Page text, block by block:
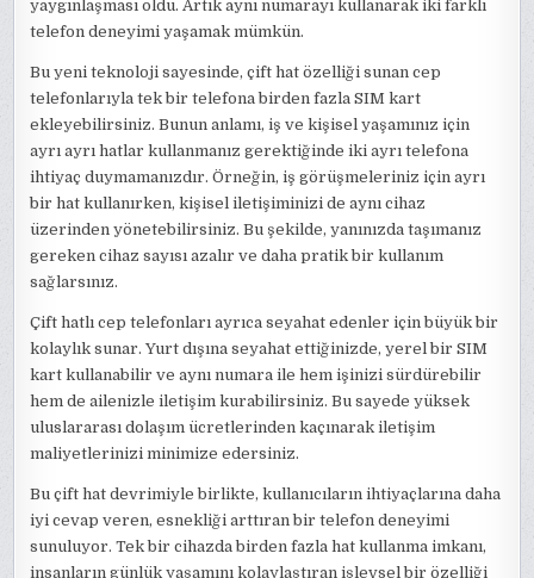
yaygınlaşması oldu. Artık aynı numarayı kullanarak iki farklı
telefon deneyimi yaşamak mümkün.
Bu yeni teknoloji sayesinde, çift hat özelliği sunan cep
telefonlarıyla tek bir telefona birden fazla SIM kart
ekleyebilirsiniz. Bunun anlamı, iş ve kişisel yaşamınız için
ayrı ayrı hatlar kullanmanız gerektiğinde iki ayrı telefona
ihtiyaç duymamanızdır. Örneğin, iş görüşmeleriniz için ayrı
bir hat kullanırken, kişisel iletişiminizi de aynı cihaz
üzerinden yönetebilirsiniz. Bu şekilde, yanınızda taşımanız
gereken cihaz sayısı azalır ve daha pratik bir kullanım
sağlarsınız.
Çift hatlı cep telefonları ayrıca seyahat edenler için büyük bir
kolaylık sunar. Yurt dışına seyahat ettiğinizde, yerel bir SIM
kart kullanabilir ve aynı numara ile hem işinizi sürdürebilir
hem de ailenizle iletişim kurabilirsiniz. Bu sayede yüksek
uluslararası dolaşım ücretlerinden kaçınarak iletişim
maliyetlerinizi minimize edersiniz.
Bu çift hat devrimiyle birlikte, kullanıcıların ihtiyaçlarına daha
iyi cevap veren, esnekliği arttıran bir telefon deneyimi
sunuluyor. Tek bir cihazda birden fazla hat kullanma imkanı,
insanların günlük yaşamını kolaylaştıran işlevsel bir özelliği